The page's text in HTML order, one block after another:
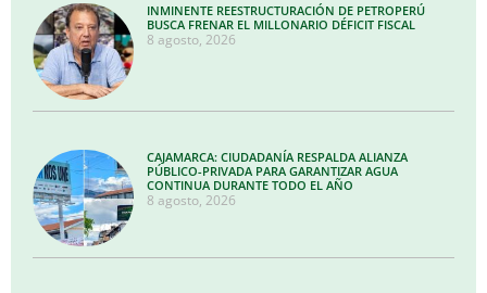
INMINENTE REESTRUCTURACIÓN DE PETROPERÚ
BUSCA FRENAR EL MILLONARIO DÉFICIT FISCAL
8 agosto, 2026
CAJAMARCA: CIUDADANÍA RESPALDA ALIANZA
PÚBLICO-PRIVADA PARA GARANTIZAR AGUA
CONTINUA DURANTE TODO EL AÑO
8 agosto, 2026